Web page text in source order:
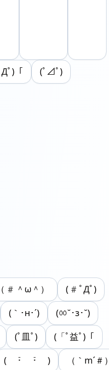
)「 (ﾟ⊿ﾟ)
（#＾ω＾） (#ﾟДﾟ)
(｀･н･´) (ㆀ˘･з･˘)
(ﾟ皿ﾟ) (「ﾟ益ﾟ)「
( ･̆ ･̆ ) （｀m´＃）